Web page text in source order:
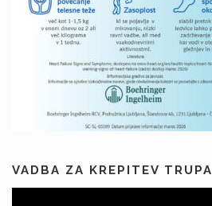
VADBA ZA KREPITEV TRUPA